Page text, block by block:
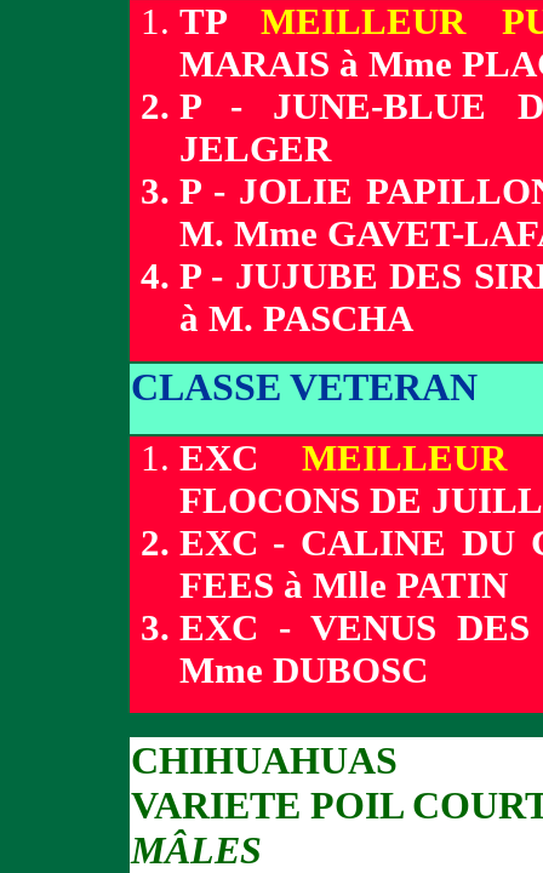
TPMEILLEUR
MARAIS à Mme
P - JUNE-BLUE
JELGER
P - JOLIE
M. Mme GAVET-
P - JUJUBE DES
à M. PASCHA
CLASSE VETERAN
EXC MEILLEUR
FLOCONS DE
EXC - CALINE DU
FEES à Mlle PATIN
EXC - VENUS
Mme DUBOSC
CHIHUAHUAS
VARIETE POIL
MÂLES